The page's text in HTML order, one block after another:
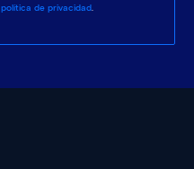
política de privacidad.